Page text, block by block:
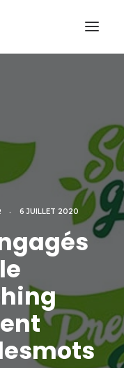
• 6 JUILLET 2020